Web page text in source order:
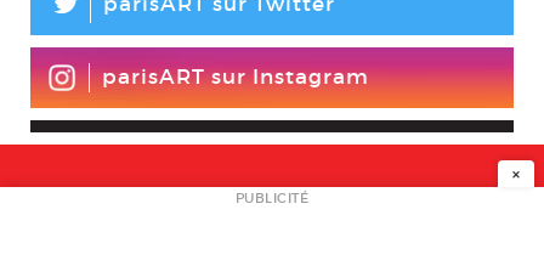
parisART sur Instagram
NEWSLETTER
×
PUBLICITÉ